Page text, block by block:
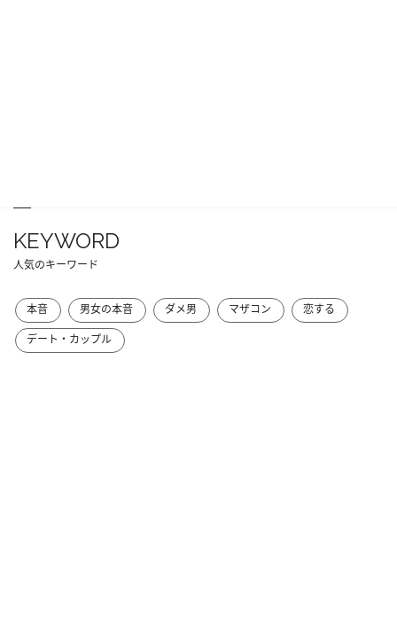
KEYWORD
人気のキーワード
本音 男女の本音 ダメ男 マザコン
恋する
デート・カップル